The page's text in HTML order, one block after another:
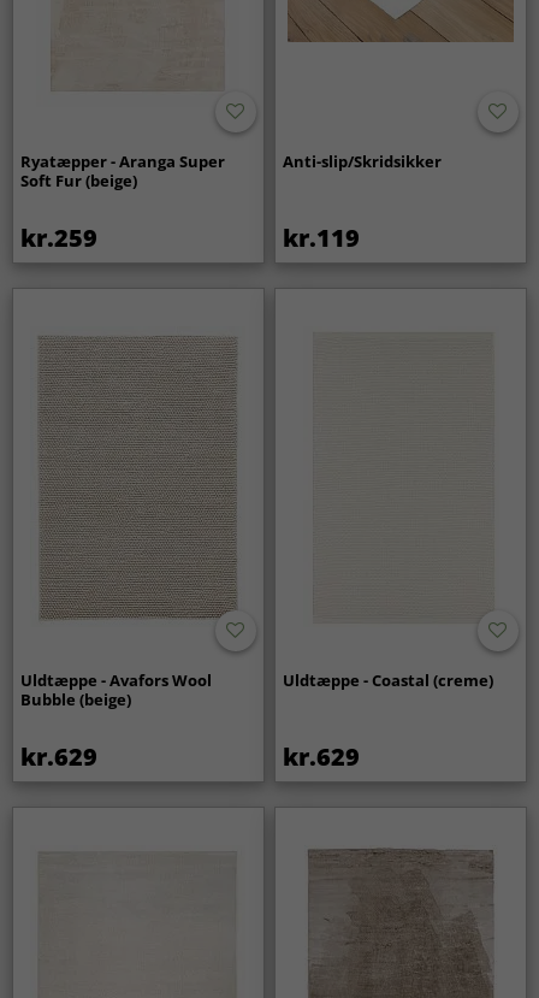
Ryatæpper - Aranga Super
Soft Fur (beige)
kr.259
Anti-slip/Skridsikker
kr.119
Uldtæppe - Avafors Wool
Bubble (beige)
kr.629
Uldtæppe - Coastal (creme)
kr.629